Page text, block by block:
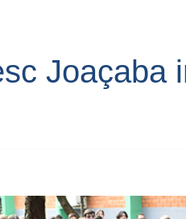
Joaçaba